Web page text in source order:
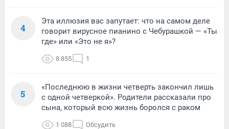
4
Эта иллюзия вас запутает: что на самом деле
говорит вирусное пианино с Чебурашкой — «Ты
где» или «Это не я»?
8 855 1
5
«Последнюю в жизни четверть закончил лишь
с одной четверкой». Родители рассказали про
сына, который всю жизнь боролся с раком
1 088 Обсудить